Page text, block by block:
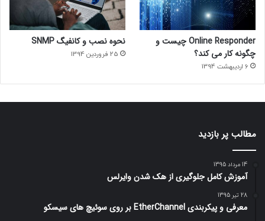
Online Responder چیست و
چگونه کار می کند؟
6 اردیبهشت 1394
نحوه نصب و کانفیگ SNMP
25 فروردین 1394
مطالب پر بازدید
14 مرداد 1395
آموزش کامل جلوگیری از هک شدن وایرلس
28 تیر 1395
معرفی و پیکربندی EtherChannel بر روی سوئیچ های سیسکو